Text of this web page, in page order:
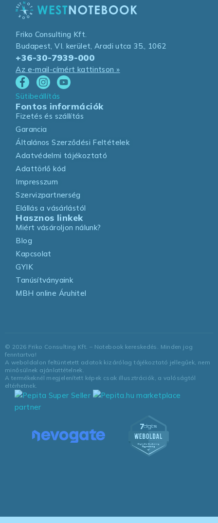
Friko Consulting Kft.
Budapest, VI. kerület, Aradi utca 35., 1062
+36-30-7939-000
Az e-mail-címért kattintson »
Sütibeállítás
Fontos információk
Fizetés és szállítás
Garancia
Általános Szerződési Feltételek
Adatvédelmi tájékoztató
Adattörlő kód
Impresszum
Szervizpartnerség
Elállás a vásárlástól
Hasznos linkek
Miért vásároljon nálunk?
Blog
Kapcsolat
GYIK
Tanúsítványaink
MBH online Áruhitel
© 2026 Friko Consulting Kft. – Notebook kereskedés. Minden jog
fenntartva!
A weboldalon feltüntetett adatok kizárólag tájékoztató jellegűek, nem
minősülnek ajánlattételnek.
A termékeknél megjelenített képek csak illusztrációk, a valóságtól
eltérhetnek.
marketplace
partner